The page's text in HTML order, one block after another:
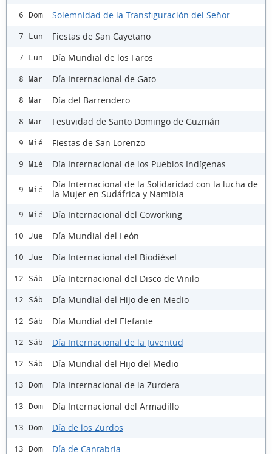
6 Dom Solemnidad de la Transfiguración del Señor
7 Lun Fiestas de San Cayetano
7 Lun Día Mundial de los Faros
8 Mar Día Internacional de Gato
8 Mar Día del Barrendero
8 Mar Festividad de Santo Domingo de Guzmán
9 Mié Fiestas de San Lorenzo
9 Mié Día Internacional de los Pueblos Indígenas
9 Mié
Día Internacional de la Solidaridad con la lucha de
la Mujer en Sudáfrica y Namibia
9 Mié Día Internacional del Coworking
10 Jue Día Mundial del León
10 Jue Día Internacional del Biodiésel
12 Sáb Día Internacional del Disco de Vinilo
12 Sáb Día Mundial del Hijo de en Medio
12 Sáb Día Mundial del Elefante
12 Sáb Día Internacional de la Juventud
12 Sáb Día Mundial del Hijo del Medio
13 Dom Día Internacional de la Zurdera
13 Dom Día Internacional del Armadillo
13 Dom Día de los Zurdos
13 Dom Día de Cantabria